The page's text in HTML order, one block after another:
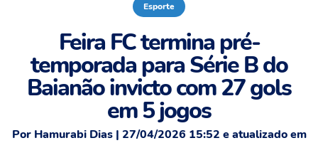
Esporte
Feira FC termina pré-
temporada para Série B do
Baianão invicto com 27 gols
em 5 jogos
Por Hamurabi Dias | 27/04/2026 15:52 e atualizado em